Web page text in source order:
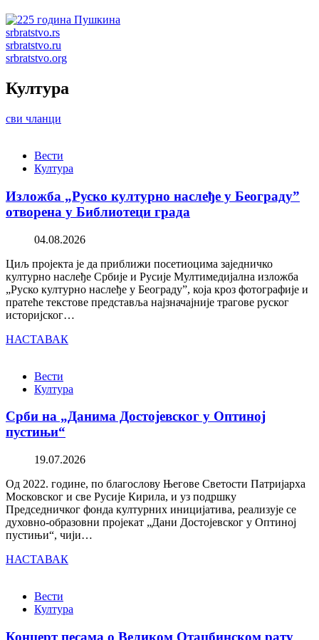
srbratstvo.rs
srbratstvo.ru
srbratstvo.org
Култура
сви чланци
Вести
Култура
Изложба „Руско културно наслеђе у Београду”
отворена у Библиотеци града
04.08.2026
Циљ пројекта је да приближи посетиоцима заједничко
културно наслеђе Србије и Русије Мултимедијална изложба
„Руско културно наслеђе у Београду”, која кроз фотографије и
пратеће текстове представља најзначајније трагове руског
историјског…
НАСТАВАК
Вести
Култура
Срби на „Данима Достојевског у Оптиној
пустињи“
19.07.2026
Од 2022. године, по благослову Његове Светости Патријарха
Московског и све Русије Кирила, и уз подршку
Председничког фонда културних иницијатива, реализује се
духовно-образовни пројекат „Дани Достојевског у Оптиној
пустињи“, чији…
НАСТАВАК
Вести
Култура
Концерт песама о Великом Отаџбинском рату